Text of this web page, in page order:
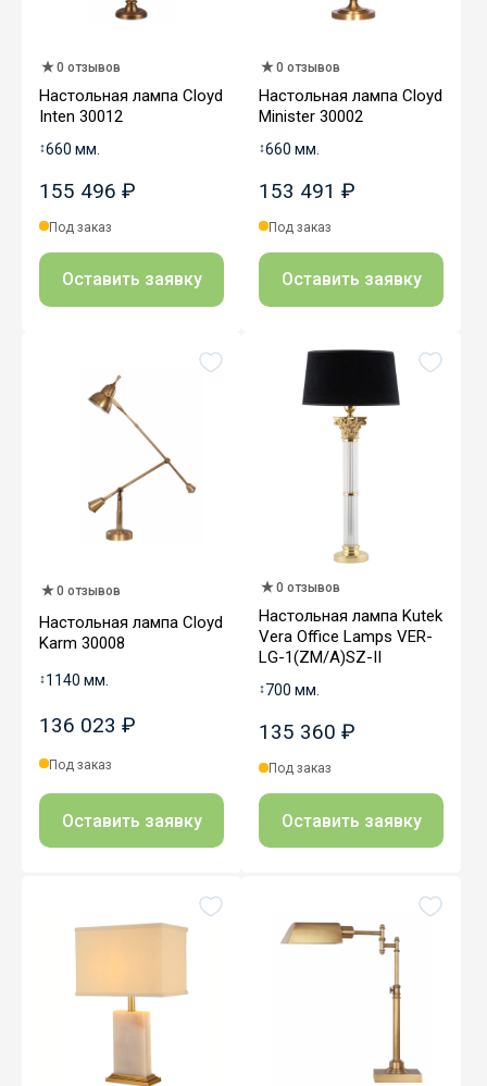
0 отзывов
Настольная лампа Cloyd
Inten 30012
↕660 мм.
155 496 ₽
Под заказ
Оставить заявку
0 отзывов
Настольная лампа Cloyd
Minister 30002
↕660 мм.
153 491 ₽
Под заказ
Оставить заявку
0 отзывов
Настольная лампа Cloyd
Karm 30008
↕1140 мм.
136 023 ₽
Под заказ
Оставить заявку
0 отзывов
Настольная лампа Kutek
Vera Office Lamps VER-
LG-1(ZM/A)SZ-II
↕700 мм.
135 360 ₽
Под заказ
Оставить заявку